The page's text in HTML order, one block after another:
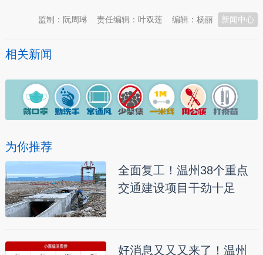
新闻中心
编辑：杨丽
责任编辑：叶双莲
监制：阮周琳
相关新闻
为你推荐
全面复工！温州38个重点
交通建设项目干劲十足
好消息又又又来了！温州